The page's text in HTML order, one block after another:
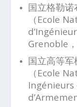
国立格勒诺
（Ecole
Grenoble，
国立高等军
（Ecole